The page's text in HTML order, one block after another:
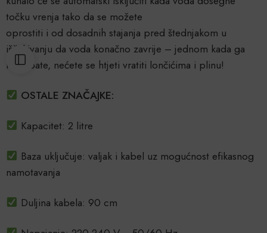
točku vrenja tako da se možete
oprostiti i od dosadnih stajanja pred štednjakom u
iščekivanju da voda konačno zavrije – jednom kada ga
isprobate, nećete se htjeti vratiti lončićima i plinu!
OSTALE ZNAČAJKE:
Kapacitet: 2 litre
Baza uključuje: valjak i kabel uz mogućnost efikasnog
namotavanja
Duljina kabela: 90 cm